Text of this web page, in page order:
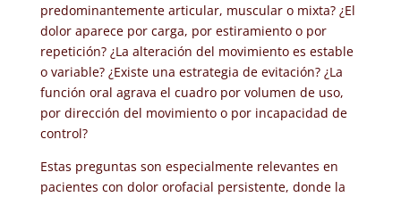
predominantemente articular, muscular o mixta? ¿El
dolor aparece por carga, por estiramiento o por
repetición? ¿La alteración del movimiento es estable
o variable? ¿Existe una estrategia de evitación? ¿La
función oral agrava el cuadro por volumen de uso,
por dirección del movimiento o por incapacidad de
control?
Estas preguntas son especialmente relevantes en
pacientes con dolor orofacial persistente, donde la